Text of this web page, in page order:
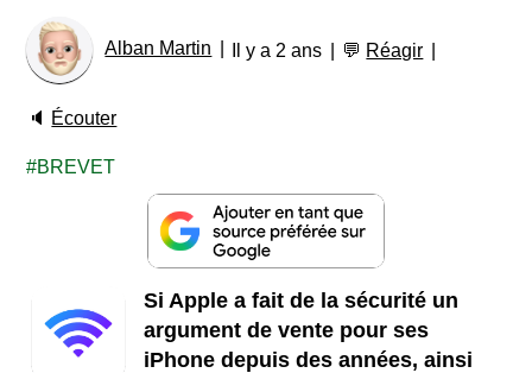
Alban Martin Il y a 2 ans 💬 Réagir
🔈 Écouter
BREVET
Si Apple a fait de la sécurité un
argument de vente pour ses
iPhone depuis des années, ainsi